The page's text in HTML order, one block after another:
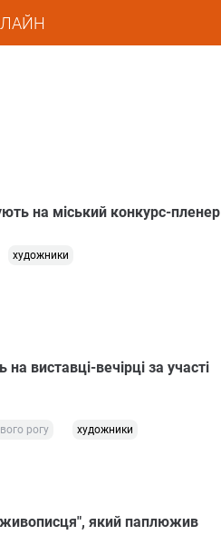
на міський конкурс-пленер
художники
виставці-вечірці за участі
рогу художники
який паплюжив